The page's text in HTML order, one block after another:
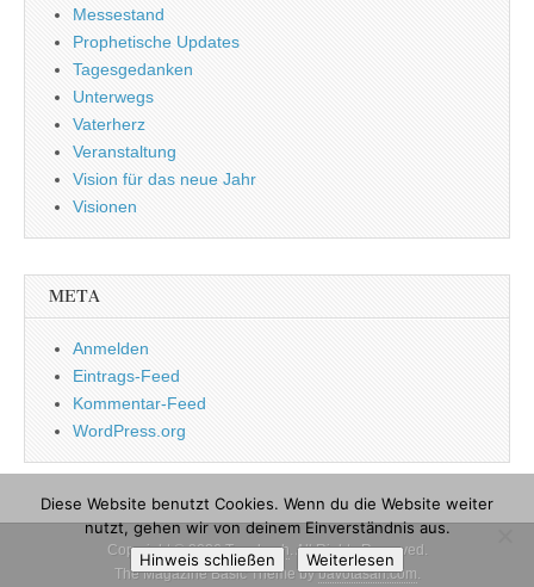
Messestand
Prophetische Updates
Tagesgedanken
Unterwegs
Vaterherz
Veranstaltung
Vision für das neue Jahr
Visionen
META
Anmelden
Eintrags-Feed
Kommentar-Feed
WordPress.org
Copyright © 2026Tagebuch. All Rights Reserved.
The Magazine Basic Theme bybavotasan.com.
Diese Website benutzt Cookies. Wenn du die Website weiter
nutzt, gehen wir von deinem Einverständnis aus.
Hinweis schließen
Weiterlesen